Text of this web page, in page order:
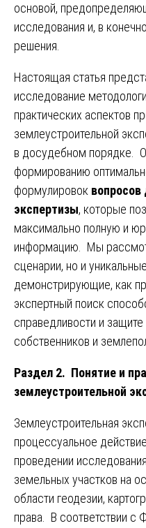
основой,
исследования и, в
решения.
Настоящая статья
исследование
практических аспектов
землеустроительной
в досудебном порядке.
формированию
формулировок вопросов
экспертизы, которые
максимально полную и
информацию. Мы
сценарии, но и
демонстрирующие, как
экспертный поиск
справедливости и
собственников и
Раздел 2. Понятие и
землеустроительной
Землеустроительная
процессуальное
проведении
земельных участков на
области геодезии,
права. В соответствии с